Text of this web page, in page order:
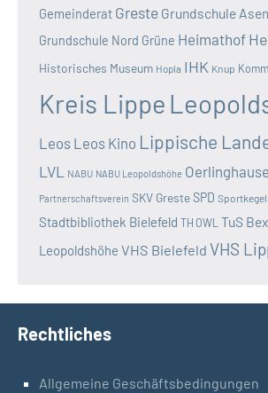
Gemeinderat Greste Grundschule
Grundschule Nord Grüne Heimathof
Historisches Museum Hopla IHK Knup
Kreis Lippe
Leos Leos Kino Lippische
LVL NABU NABU Leopoldshöhe
Partnerschaftsverein SKV GresteSPD
Stadtbibliothek Bielefeld TH OWL TuS
Leopoldshöhe VHS Bielefeld VHS
Rechtliches
Allgemeine Geschäftsbedingungen